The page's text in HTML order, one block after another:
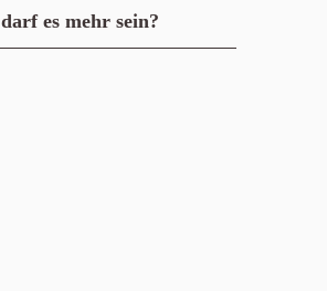
darf es mehr sein?